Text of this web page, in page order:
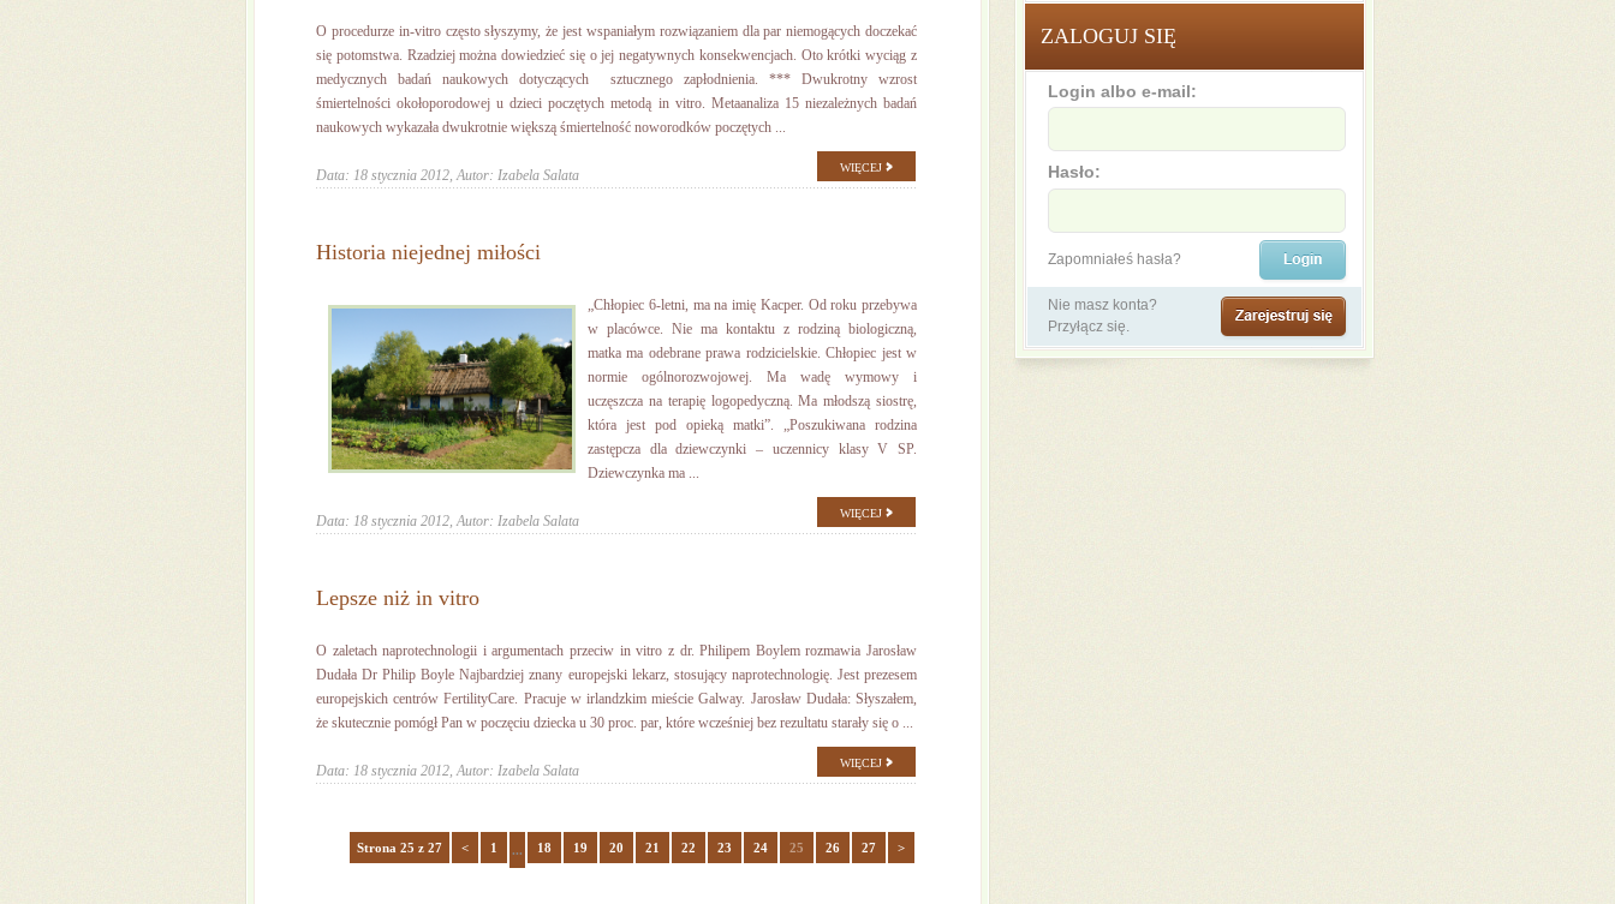
O procedurze in-vitro często słyszymy, że jest wspaniałym rozwiązaniem dla par niemogących doczekać
się potomstwa. Rzadziej można dowiedzieć się o jej negatywnych konsekwencjach. Oto krótki wyciąg z
medycznych badań naukowych dotyczących sztucznego zapłodnienia. *** Dwukrotny wzrost
śmiertelności okołoporodowej u dzieci poczętych metodą in vitro. Metaanaliza 15 niezależnych badań
naukowych wykazała dwukrotnie większą śmiertelność noworodków poczętych ...
Data: 18 stycznia 2012,Autor: Izabela Salata WIĘCEJ
Historia niejednej miłości
„Chłopiec 6-letni, ma na imię Kacper. Od roku przebywa
w placówce. Nie ma kontaktu z rodziną biologiczną,
matka ma odebrane prawa rodzicielskie. Chłopiec jest w
normie ogólnorozwojowej. Ma wadę wymowy i
uczęszcza na terapię logopedyczną. Ma młodszą siostrę,
która jest pod opieką matki”. „Poszukiwana rodzina
zastępcza dla dziewczynki – uczennicy klasy V SP.
Dziewczynka ma ...
Data: 18 stycznia 2012,Autor: Izabela Salata WIĘCEJ
Lepsze niż in vitro
O zaletach naprotechnologii i argumentach przeciw in vitro z dr. Philipem Boylem rozmawia Jarosław
Dudała Dr Philip Boyle Najbardziej znany europejski lekarz, stosujący naprotechnologię. Jest prezesem
europejskich centrów FertilityCare. Pracuje w irlandzkim mieście Galway. Jarosław Dudała: Słyszałem,
że skutecznie pomógł Pan w poczęciu dziecka u 30 proc. par, które wcześniej bez rezultatu starały się o ...
Data: 18 stycznia 2012,Autor: Izabela Salata WIĘCEJ
Strona 25 z 27 < 1 ... 18 19 20 21 22 23 24 25 26 27 >
ZALOGUJ SIĘ
Login albo e-mail:
Hasło:
Zapomniałeś hasła?
Nie masz konta?
Przyłącz się.